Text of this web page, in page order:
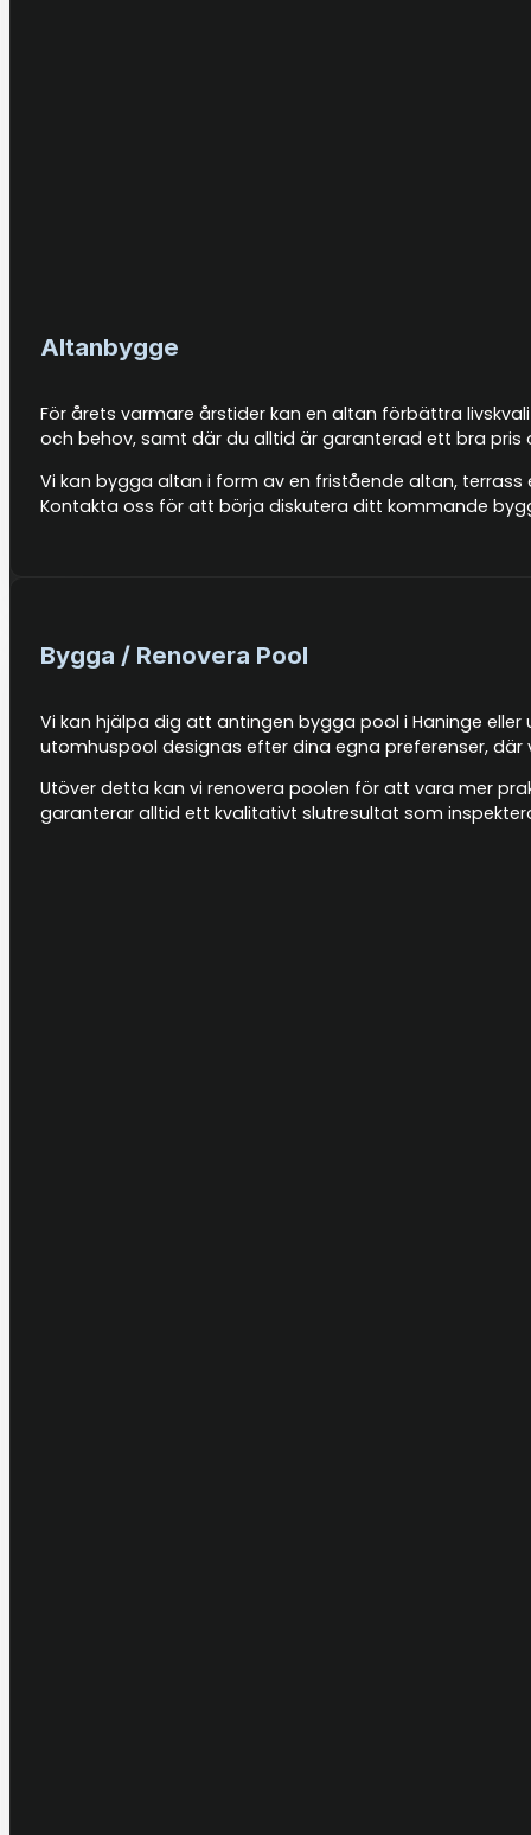
Altanbygge
För årets varmare årstider kan en altan förbättra
och behov, samt där du alltid är garanterad ett bra
Vi kan bygga altan i form av en fristående altan,
Kontakta oss för att börja diskutera ditt kommande
Bygga / Renovera Pool
Vi kan hjälpa dig att antingen bygga pool i Haninge
utomhuspool designas efter dina egna preferenser,
Utöver detta kan vi renovera poolen för att vara mer
garanterar alltid ett kvalitativt slutresultat som